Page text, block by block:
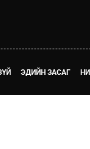
ЭДИЙН ЗАСАГ